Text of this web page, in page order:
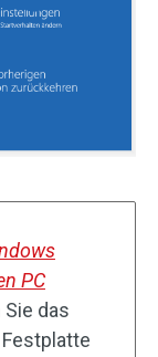
PC
das